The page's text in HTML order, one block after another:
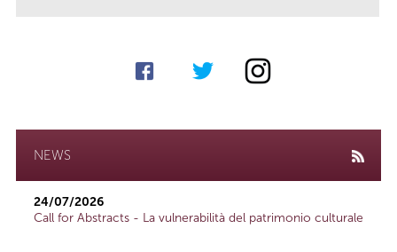
NEWS
24/07/2026
Call for Abstracts - La vulnerabilità del patrimonio culturale